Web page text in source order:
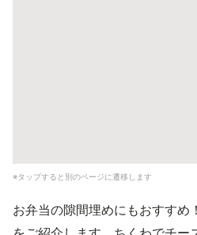
※タップすると別のページに遷移します
お弁当の隙間埋めにもおすすめ